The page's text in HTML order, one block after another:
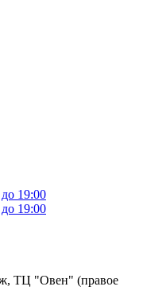
19:00
19:00
ТЦ "Овен" (правое